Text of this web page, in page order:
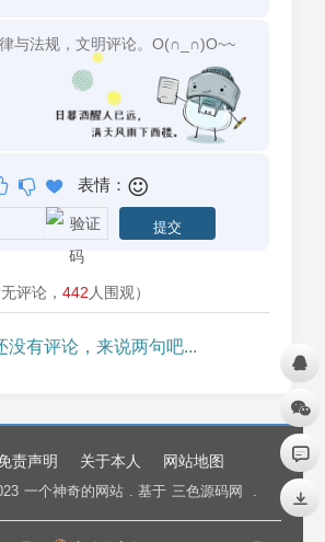
表情：
无评论， 442 人围观）
没有评论，来说两句吧...
责声明 关于本人 网站地图
一个神奇的网站 . 基于 三色源码网 .